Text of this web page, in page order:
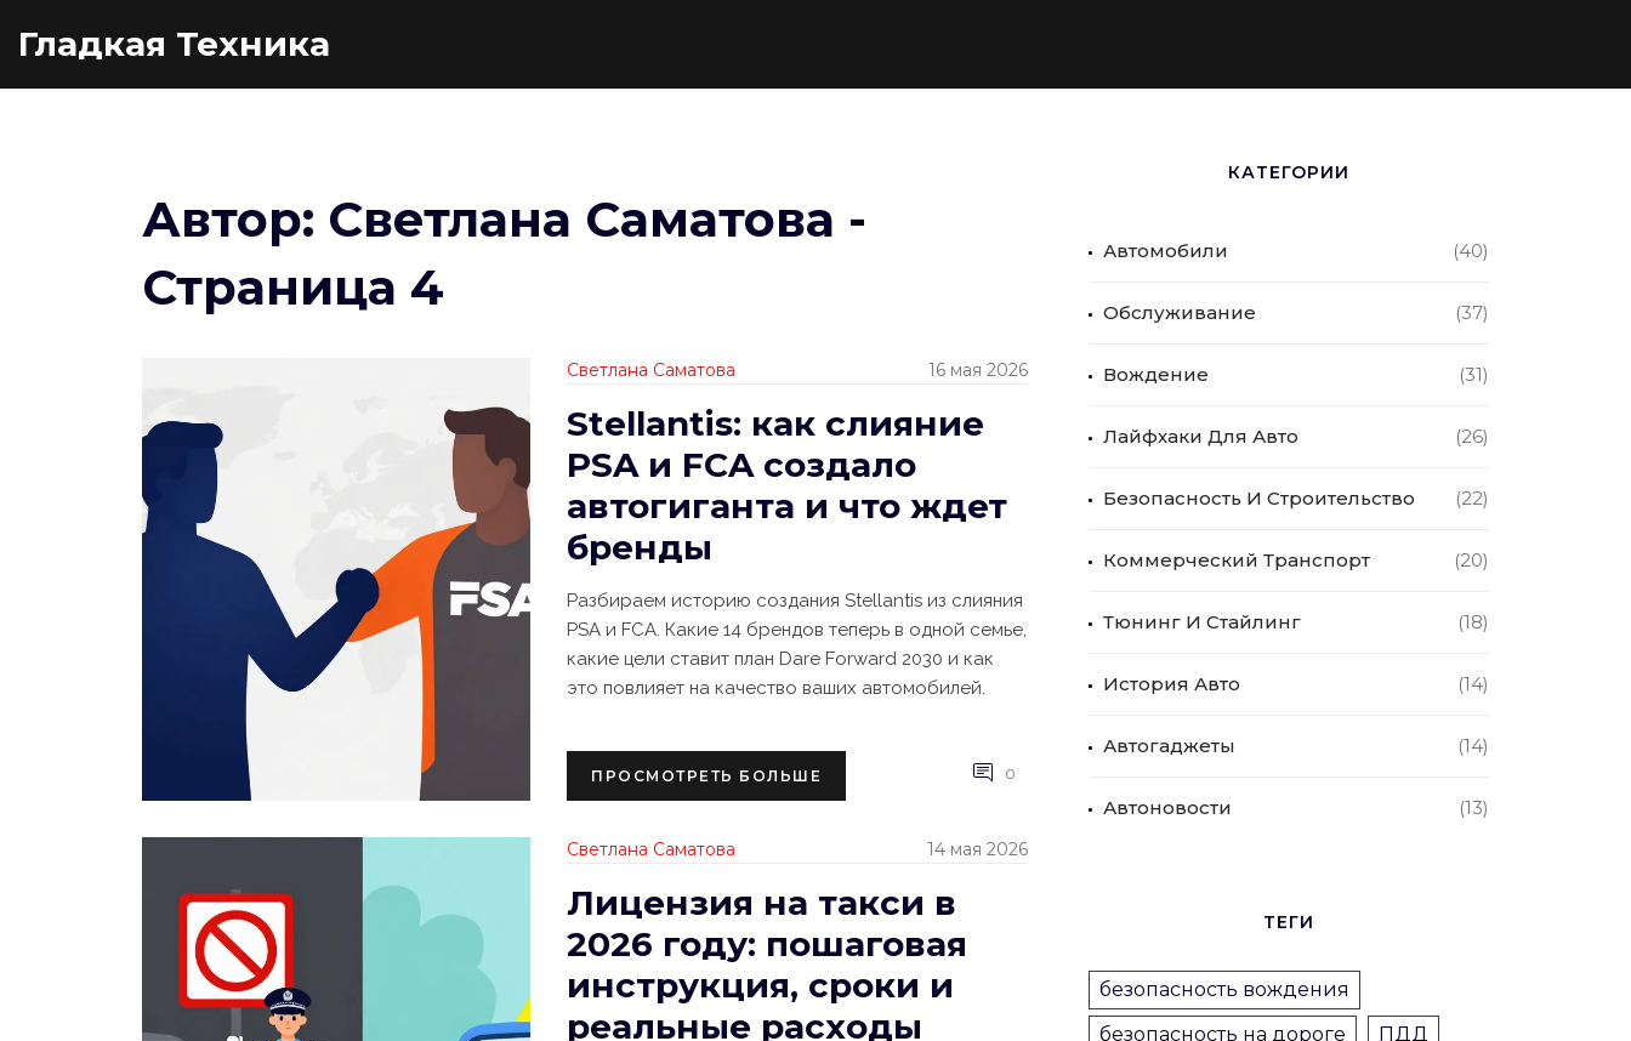
Гладкая Техника
Автор: Светлана Саматова -
Страница 4
Светлана Саматова 16 мая 2026
Stellantis: как слияние
PSA и FCA создало
автогиганта и что ждет
бренды
Разбираем историю создания Stellantis из слияния
PSA и FCA. Какие 14 брендов теперь в одной семье,
какие цели ставит план Dare Forward 2030 и как
это повлияет на качество ваших автомобилей.
ПРОСМОТРЕТЬ БОЛЬШЕ 0
Светлана Саматова 14 мая 2026
Лицензия на такси в
2026 году: пошаговая
инструкция, сроки и
реальные расходы
КАТЕГОРИИ
Автомобили (40)
Обслуживание (37)
Вождение (31)
Лайфхаки Для Авто (26)
Безопасность И Строительство (22)
Коммерческий Транспорт (20)
Тюнинг И Стайлинг (18)
История Авто (14)
Автогаджеты (14)
Автоновости (13)
ТЕГИ
безопасность вождения
безопасность на дороге
ПДД